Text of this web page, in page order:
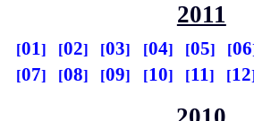
2011
01 02 03 04 05
06
07
08 09 10 11 12